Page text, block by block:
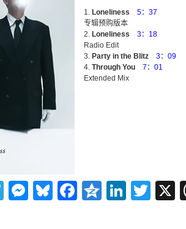
Loneliness
5：37
专辑预购版本
Loneliness
3：18
Radio Edit
Party in the Blitz
3：09
Through You
7：01
Extended Mix
Telegram
Messenger
Bluesky
Facebook
Qzone